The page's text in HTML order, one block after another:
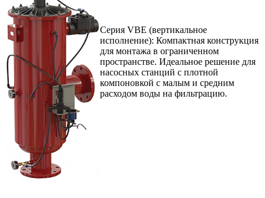
Серия VBE (вертикальное
исполнение): Компактная конструкция
для монтажа в ограниченном
пространстве. Идеальное решение для
насосных станций с плотной
компоновкой с малым и средним
расходом воды на фильтрацию.